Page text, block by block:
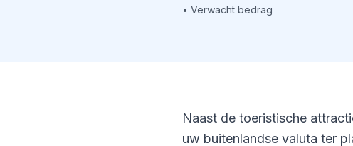
• Verwacht bedrag
Naast de toeristische
uw buitenlandse valuta ter